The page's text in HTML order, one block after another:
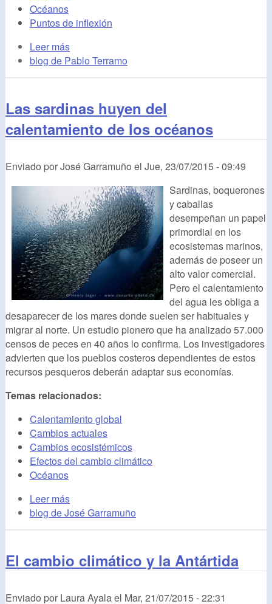
Océanos
Puntos de inflexión
Leer más
blog de Pablo Terramo
Las sardinas huyen del
calentamiento de los océanos
Enviado porJosé Garramuño el Jue, 23/07/2015 - 09:49
Sardinas, boquerones
y caballas
desempeñan un papel
primordial en los
ecosistemas marinos,
además de poseer un
alto valor comercial.
Pero el calentamiento
del agua les obliga a
desaparecer de los mares donde suelen ser habituales y
migrar al norte. Un estudio pionero que ha analizado 57.000
censos de peces en 40 años lo confirma. Los investigadores
advierten que los pueblos costeros dependientes de estos
recursos pesqueros deberán adaptar sus economías.
Temas relacionados:
Calentamiento global
Cambios actuales
Cambios ecosistémicos
Efectos del cambio climático
Océanos
Leer más
blog de José Garramuño
El cambio climático y la Antártida
Enviado por Laura Ayalael Mar, 21/07/2015 - 22:31